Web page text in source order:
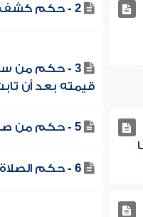
2 - حكم كشف المرأة على عم زوجها
3 - حكم من
قيمته بعد أن
5 - حكم من صلى بغير طهارة جاهلاً ذلك
6 - حكم الصلاة بين الأعمدة والسواري